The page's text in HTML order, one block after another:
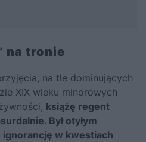
na tronie
na tle dominujących
XIX wieku minorowych
książę regent
Był otyłym
w kwestiach